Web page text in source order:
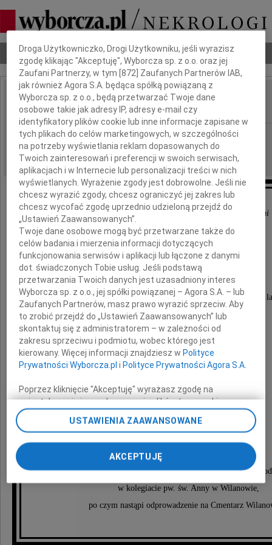
Nekrologi Odeszli Poradnik pogrzebowy
IMIĘ I NAZWISKO: Gerhard Zock
REGION: cała Polska
DATA EMISJI: 19.10.2011
"Nasi zmarli nie są nieobecni tylko niewidoczni
Patrzą swymi oczyma pełnymi światła
w nasze oczy pełne smutku"
św. Augustyn
Dnia 17 października 2011 roku, przeżywszy 98
zmarł kochany przez nas
Gerhard Zock
Msza żałobna odbędzie się 20 października 2011 roku o
w kolegiacie pw. św. Anny w Wilanowie,
po czym nastąpi odprowadzenie na Cmentarz
Dbamy o Twoją prywatność
Droga Użytkowniczko, Drogi Użytkowniku, jeśli wyrazisz
zgodę klikając "Akceptuję", Wyborcza sp. z o.o. oraz jej
Zaufani Partnerzy, w tym [872 ] Zaufanych Partnerów IAB,
jak również Agora S.A. będąca spółką powiązaną z
Wyborcza sp. z o.o., będą przetwarzać Twoje dane
osobowe takie jak adresy IP, adresy e-mail czy
identyfikatory plików cookie lub inne informacje zapisane w
tych plikach do celów marketingowych, w szczególności
na potrzeby wyświetlania reklam dopasowanych do
Twoich zainteresowań i preferencji w swoich serwisach,
aplikacjach i w Internecie lub personalizacji treści w nich
wyświetlanych. Wyrażenie zgody jest dobrowolne. Jeśli nie
chcesz wyrazić zgody, chcesz ograniczyć jej zakres lub
chcesz wycofać zgodę uprzednio udzieloną przejdź do
„Ustawień Zaawansowanych”.
Twoje dane osobowe mogą być przetwarzane także do
celów badania i mierzenia informacji dotyczących
funkcjonowania serwisów i aplikacji lub łączone z danymi
dot. świadczonych Tobie usług. Jeśli podstawą
przetwarzania Twoich danych jest uzasadniony interes
Wyborcza sp. z o.o., jej spółki powiązanej – Agora S.A. – lub
Zaufanych Partnerów, masz prawo wyrazić sprzeciw. Aby
to zrobić przejdź do „Ustawień Zaawansowanych” lub
skontaktuj się z administratorem – w zależności od
zakresu sprzeciwu i podmiotu, wobec którego jest
kierowany. Więcej informacji znajdziesz w Polityce
Prywatności Wyborcza.pl i Polityce Prywatności Agora S.A.
Poprzez kliknięcie "Akceptuję" wyrażasz zgodę na
zainstalowanie i przechowywanie plików typu cookie
Wyborczej sp. z o. o. jej Zaufanych Partnerów i Agora S.A.
na Twoim urządzeniu końcowym. Możesz też w każdej
ponownie wywołując narzędzie do zarządzania Twoimi
preferencjami dot. przetwarzania danych poprzez
przechodząc do sekcji „Ustawienia zaawansowane”.
pomocą ustawień przeglądarki.
My, nasi Zaufani Partnerzy i Agora S.A. możemy
USTAWIENIA ZAAWANSOWANE
AKCEPTUJĘ